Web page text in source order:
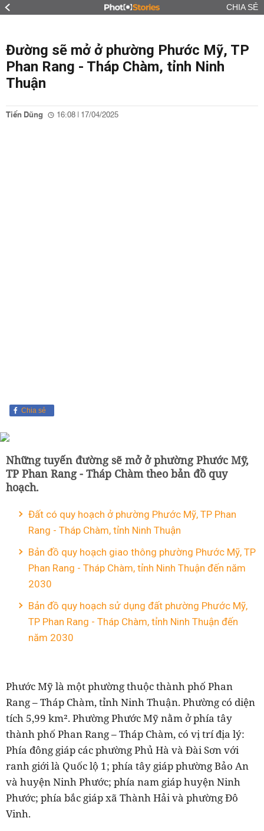
CHIA SẺ
Đường sẽ mở ở phường Phước Mỹ, TP
Phan Rang - Tháp Chàm, tỉnh Ninh
Thuận
Tiến Dũng 16:08 | 17/04/2025
Chia sẻ
Những tuyến đường sẽ mở ở phường Phước Mỹ,
TP Phan Rang - Tháp Chàm theo bản đồ quy
hoạch.
Đất có quy hoạch ở phường Phước Mỹ, TP Phan
Rang - Tháp Chàm, tỉnh Ninh Thuận
Bản đồ quy hoạch giao thông phường Phước Mỹ, TP
Phan Rang - Tháp Chàm, tỉnh Ninh Thuận đến năm
2030
Bản đồ quy hoạch sử dụng đất phường Phước Mỹ,
TP Phan Rang - Tháp Chàm, tỉnh Ninh Thuận đến
năm 2030
Phước Mỹ là một phường thuộc thành phố Phan
Rang – Tháp Chàm, tỉnh Ninh Thuận. Phường có diện
tích 5,99 km². Phường Phước Mỹ nằm ở phía tây
thành phố Phan Rang – Tháp Chàm, có vị trí địa lý:
Phía đông giáp các phường Phủ Hà và Đài Sơn với
ranh giới là Quốc lộ 1; phía tây giáp phường Bảo An
và huyện Ninh Phước; phía nam giáp huyện Ninh
Phước; phía bắc giáp xã Thành Hải và phường Đô
Vinh.